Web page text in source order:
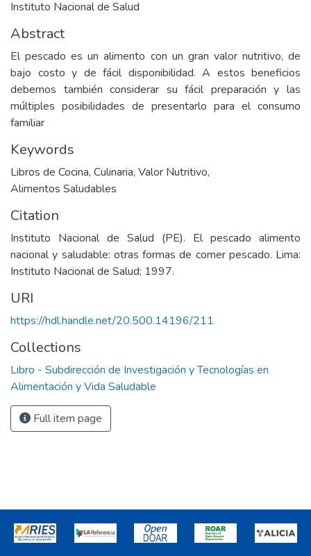
Instituto Nacional de Salud
Abstract
El pescado es un alimento con un gran valor nutritivo, de
bajo costo y de fácil disponibilidad. A estos beneficios
debemos también considerar su fácil preparación y las
múltiples posibilidades de presentarlo para el consumo
familiar
Keywords
Libros de Cocina, Culinaria, Valor Nutritivo,
Alimentos Saludables
Citation
Instituto Nacional de Salud (PE). El pescado alimento
nacional y saludable: otras formas de comer pescado. Lima:
Instituto Nacional de Salud; 1997.
URI
https://hdl.handle.net/20.500.14196/211
Collections
Libro - Subdirección de Investigación y Tecnologías en
Alimentación y Vida Saludable
Full item page